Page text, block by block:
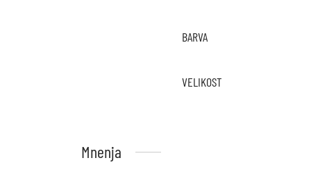
BARVA
VELIKOST
Mnenja